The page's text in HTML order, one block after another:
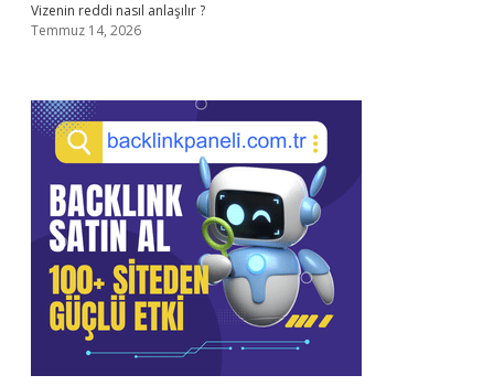
Vizenin reddi nasıl anlaşılır ?
Temmuz 14, 2026